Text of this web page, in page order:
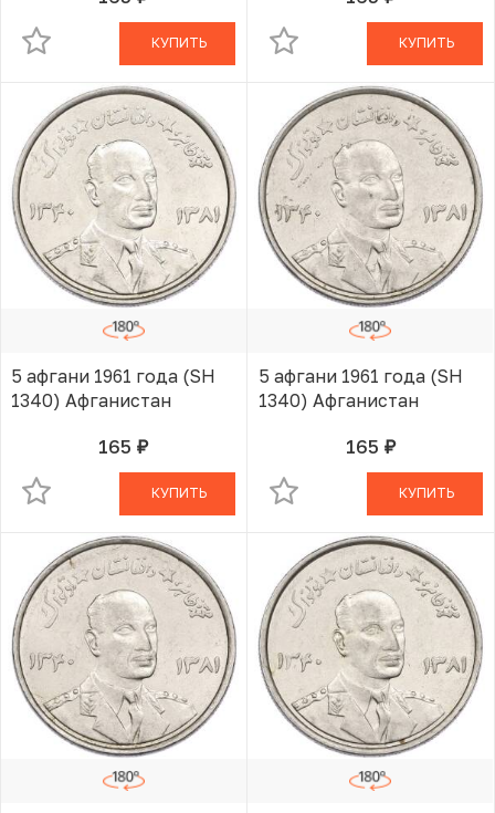
КУПИТЬ КУПИТЬ
5 афгани 1961 года (SH
1340) Афганистан
165 руб.В КОРЗИНЕ
КУПИТЬ
5 афгани 1961 года (SH
1340) Афганистан
165 руб.В КОРЗИНЕ
КУПИТЬ